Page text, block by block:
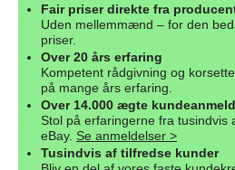
Fair priser direkte fra
Uden mellemmænd – for den
priser.
Over 20 års erfaring
Kompetent rådgivning og
på mange års erfaring.
Over 14.000 ægte
Stol på erfaringerne fra tusindvis
eBay. Se anmeldelser >
Tusindvis af tilfredse kunder